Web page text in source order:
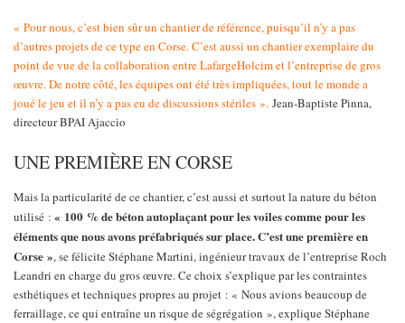
« Pour nous, c’est bien sûr un chantier de référence, puisqu’il n’y a pas
d’autres projets de ce type en Corse. C’est aussi un chantier exemplaire du
point de vue de la collaboration entre LafargeHolcim et l’entreprise de gros
œuvre. De notre côté, les équipes ont été très impliquées, tout le monde a
joué le jeu et il n’y a pas eu de discussions stériles ». Jean-Baptiste Pinna,
directeur BPAI Ajaccio
UNE PREMIÈRE EN CORSE
Mais la particularité de ce chantier, c’est aussi et surtout la nature du béton
utilisé : « 100 % de béton autoplaçant pour les voiles comme pour les
éléments que nous avons préfabriqués sur place. C’est une première en
Corse », se félicite Stéphane Martini, ingénieur travaux de l’entreprise Roch
Leandri en charge du gros œuvre. Ce choix s’explique par les contraintes
esthétiques et techniques propres au projet : « Nous avions beaucoup de
ferraillage, ce qui entraîne un risque de ségrégation », explique Stéphane